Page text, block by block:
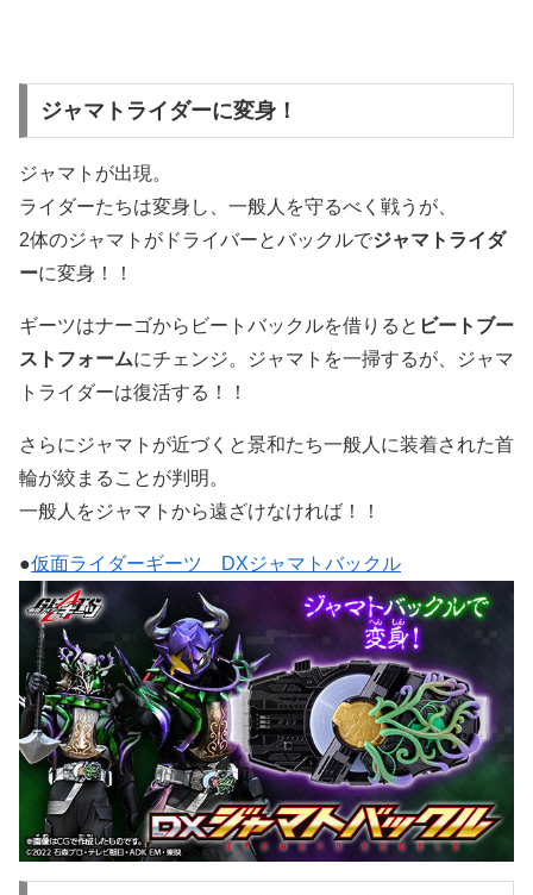
ジャマトライダーに変身！
ジャマトが出現。
ライダーたちは変身し、一般人を守るべく戦うが、
2体のジャマトがドライバーとバックルでジャマトライダ
ーに変身！！
ギーツはナーゴからビートバックルを借りると ビートブー
ストフォームにチェンジ。ジャマトを一掃するが、ジャマ
トライダーは復活する！！
さらにジャマトが近づくと景和たち一般人に装着された首
輪が絞まることが判明。
一般人をジャマトから遠ざけなければ！！
●仮面ライダーギーツ DXジャマトバックル